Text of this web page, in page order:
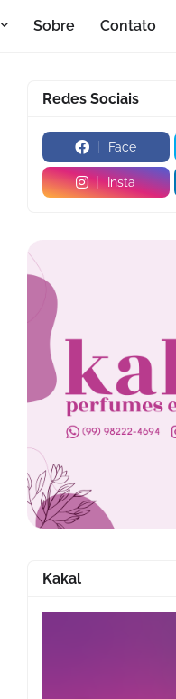
Sobre Contato
Redes Sociais
Face
Insta
Kakal